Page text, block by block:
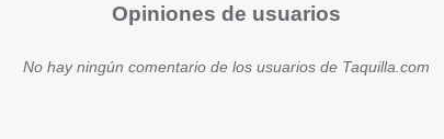
Opiniones de usuarios
No hay ningún comentario de los usuarios de Taquilla.com